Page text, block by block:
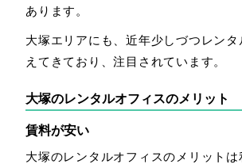
あります。
大塚エリアにも、近年少しづつレン
えてきており、注目されています。
大塚のレンタルオフィスのメリット
賃料が安い
大塚のレンタルオフィスのメリットは